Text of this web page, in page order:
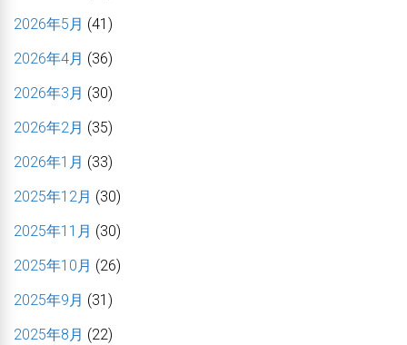
2026年5月 (41)
2026年4月 (36)
2026年3月 (30)
2026年2月 (35)
2026年1月 (33)
2025年12月 (30)
2025年11月 (30)
2025年10月 (26)
2025年9月 (31)
2025年8月 (22)